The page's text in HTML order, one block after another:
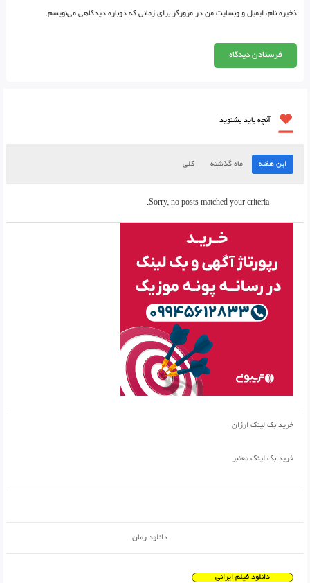
ذخیره نام، ایمیل و وبسایت من در مرورگر برای زمانی که دوباره دیدگاهی می‌نویسم.
آنچه باید بشنوید
این هفته ماه گذشته کلی
Sorry, no posts matched your criteria.
خرید بک لینک ارزان
خرید بک لینک معتبر
دانلود رمان
دانلود فیلم ایرانی